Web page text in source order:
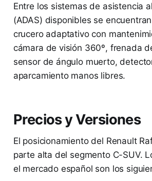
Entre los sistemas de asistencia
(ADAS) disponibles se
crucero adaptativo con
cámara de visión 360º, frenada
sensor de ángulo muerto,
aparcamiento manos libres.
Precios y Versiones
El posicionamiento del Renault
parte alta del segmento C-SUV.
el mercado español son los